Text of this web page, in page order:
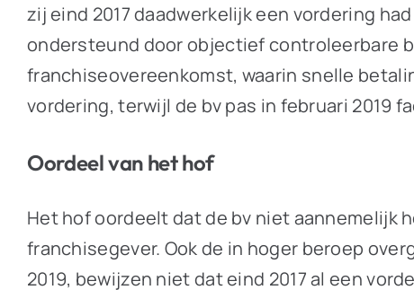
zij eind 2017 daadwerkelijk een vordering
ondersteund door objectief controleerbare
franchiseovereenkomst, waarin snelle
vordering, terwijl de bv pas in februari 2019
Oordeel van het hof
Het hof oordeelt dat de bv niet aannemelijk
franchisegever. Ook de in hoger beroep
2019, bewijzen niet dat eind 2017 al een